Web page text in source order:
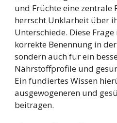
und Früchte eine zentrale
herrscht Unklarheit über
Unterschiede. Diese
korrekte Benennung in
sondern auch für ein
Nährstoffprofile und
Ein fundiertes Wissen
ausgewogeneren und
beitragen.